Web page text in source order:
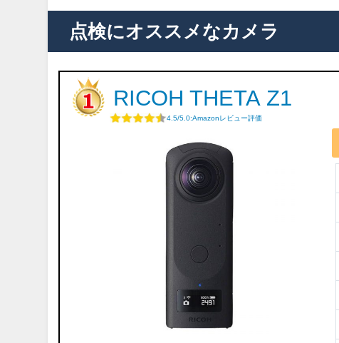
点検にオススメなカメラ
RICOH THETA Z1
4.5/5.0:Amazonレビュー評価